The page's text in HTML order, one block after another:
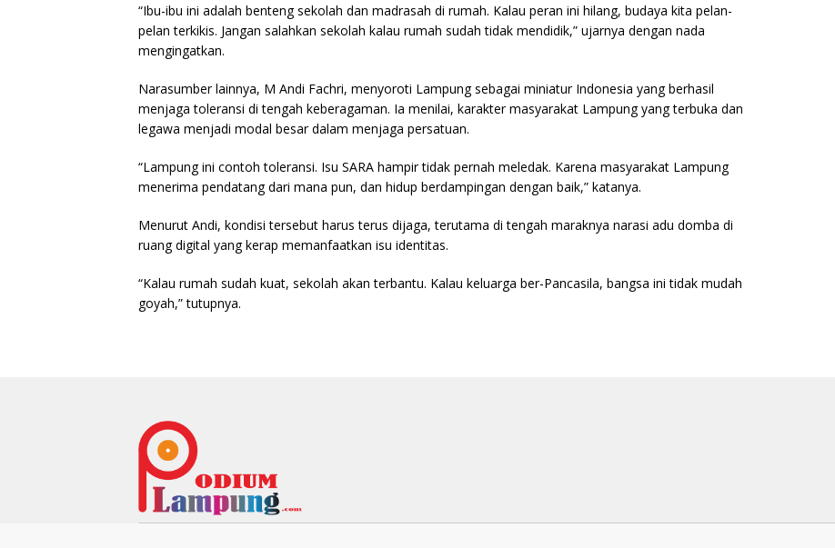
“Ibu-ibu ini adalah benteng sekolah dan madrasah di rumah. Kalau peran ini hilang, budaya kita pelan-
pelan terkikis. Jangan salahkan sekolah kalau rumah sudah tidak mendidik,” ujarnya dengan nada
mengingatkan.
Narasumber lainnya, M Andi Fachri, menyoroti Lampung sebagai miniatur Indonesia yang berhasil
menjaga toleransi di tengah keberagaman. Ia menilai, karakter masyarakat Lampung yang terbuka dan
legawa menjadi modal besar dalam menjaga persatuan.
“Lampung ini contoh toleransi. Isu SARA hampir tidak pernah meledak. Karena masyarakat Lampung
menerima pendatang dari mana pun, dan hidup berdampingan dengan baik,” katanya.
Menurut Andi, kondisi tersebut harus terus dijaga, terutama di tengah maraknya narasi adu domba di
ruang digital yang kerap memanfaatkan isu identitas.
“Kalau rumah sudah kuat, sekolah akan terbantu. Kalau keluarga ber-Pancasila, bangsa ini tidak mudah
goyah,” tutupnya.